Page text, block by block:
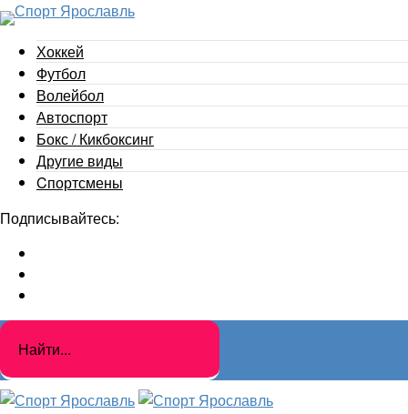
Хоккей
Футбол
Волейбол
Автоспорт
Бокс / Кикбоксинг
Другие виды
Cпортсмены
Подписывайтесь: